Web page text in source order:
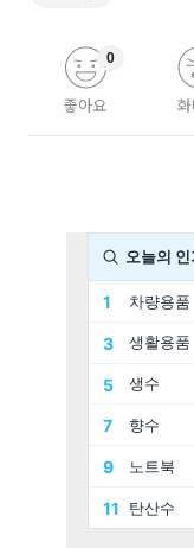
좋아요
0